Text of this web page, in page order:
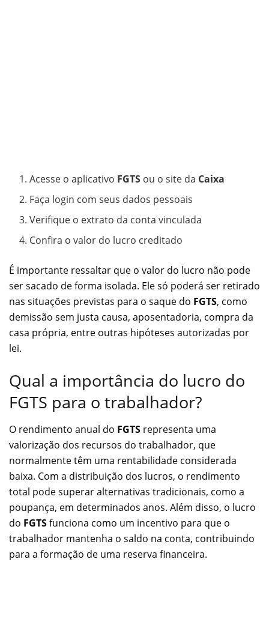
Acesse o aplicativo FGTS ou o site da Caixa
Faça login com seus dados pessoais
Verifique o extrato da conta vinculada
Confira o valor do lucro creditado
É importante ressaltar que o valor do lucro não pode
ser sacado de forma isolada. Ele só poderá ser retirado
nas situações previstas para o saque do FGTS, como
demissão sem justa causa, aposentadoria, compra da
casa própria, entre outras hipóteses autorizadas por
lei.
Qual a importância do lucro do
FGTS para o trabalhador?
O rendimento anual do FGTS representa uma
valorização dos recursos do trabalhador, que
normalmente têm uma rentabilidade considerada
baixa. Com a distribuição dos lucros, o rendimento
total pode superar alternativas tradicionais, como a
poupança, em determinados anos. Além disso, o lucro
do FGTSfunciona como um incentivo para que o
trabalhador mantenha o saldo na conta, contribuindo
para a formação de uma reserva financeira.